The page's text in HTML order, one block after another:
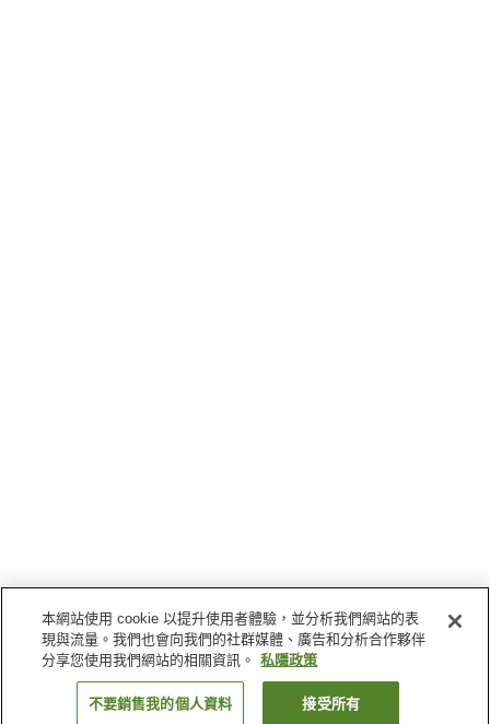
本網站使用 cookie 以提升使用者體驗，並分析我們網站的表
現與流量。我們也會向我們的社群媒體、廣告和分析合作夥伴
分享您使用我們網站的相關資訊。
私隱政策
不要銷售我的個人資料 接受所有